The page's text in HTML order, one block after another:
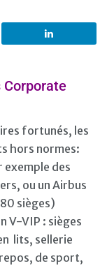
fortunés, les
hors normes:
exemple des
ou un Airbus
sièges)
V-VIP : sièges
lits, sellerie
de sport,